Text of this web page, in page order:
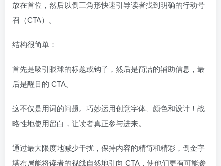
放在首位，然后以倒三角形快速引导读者找到明确的行动号
召（CTA）。
结构很简单：
首先是吸引眼球的标题或钩子，然后是简洁的辅助信息，最
后是醒目的 CTA。
这不仅是用词的问题。巧妙运用创意字体、颜色和设计！战
略性地使用留白，让读者真正参与进来。
通过最大限度地减少干扰，保持内容的精简和精彩，倒金字
塔布局能将读者的视线自然地引向 CTA，使他们更有可能参